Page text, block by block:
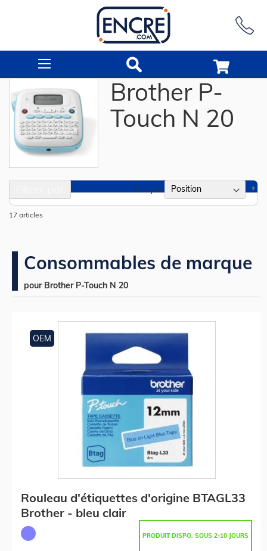
Brother P-
Touch N 20
17 articles
Trier par
Consommables de marque
pour Brother P-Touch N 20
OEM
Rouleau d'étiquettes d'origine BTAGL33
Brother - bleu clair
PRODUIT DISPO. SOUS 2-10 JOURS